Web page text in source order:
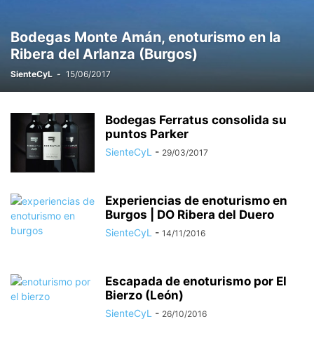
Bodegas Monte Amán, enoturismo en la
Ribera del Arlanza (Burgos)
SienteCyL - 15/06/2017
Bodegas Ferratus consolida su
puntos Parker
SienteCyL - 29/03/2017
Experiencias de enoturismo en
Burgos | DO Ribera del Duero
SienteCyL - 14/11/2016
Escapada de enoturismo por El
Bierzo (León)
SienteCyL - 26/10/2016